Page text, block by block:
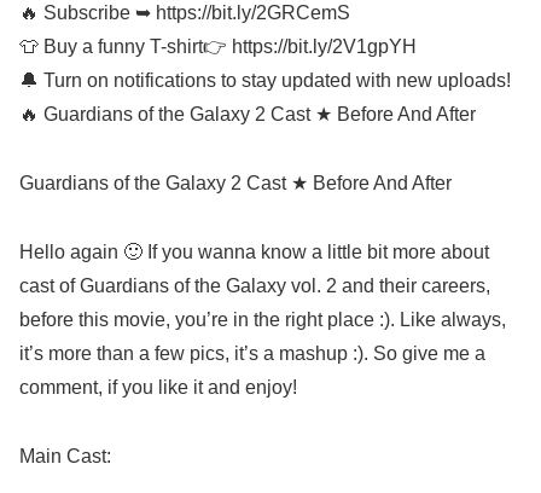
🔥 Subscribe ➥ https://bit.ly/2GRCemS
👕 Buy a funny T-shirt👉 https://bit.ly/2V1gpYH
🔔 Turn on notifications to stay updated with new uploads!
🔥 Guardians of the Galaxy 2 Cast ★ Before And After
Guardians of the Galaxy 2 Cast ★ Before And After
Hello again 🙂 If you wanna know a little bit more about
cast of Guardians of the Galaxy vol. 2 and their careers,
before this movie, you’re in the right place :). Like always,
it’s more than a few pics, it’s a mashup :). So give me a
comment, if you like it and enjoy!
Main Cast: